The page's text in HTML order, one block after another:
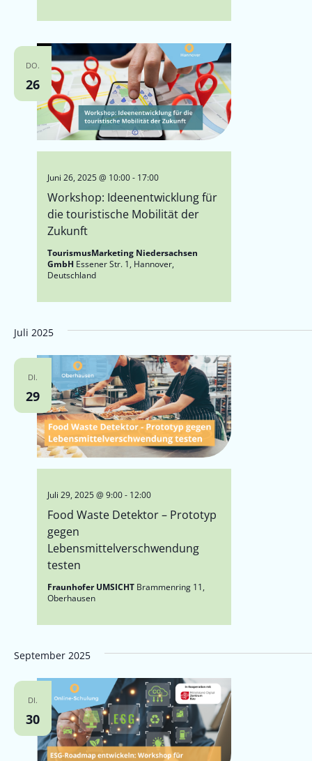
DO.
26
Workshop: Ideenentwicklung für
die touristische Mobilität der
Zukunft
Juni 26, 2025 @ 10:00- 17:00
TourismusMarketing Niedersachsen
GmbH Essener Str. 1, Hannover,
Deutschland
Juli 2025
DI.
29
Food Waste Detektor – Prototyp
gegen
Lebensmittelverschwendung
testen
Juli 29, 2025 @ 9:00- 12:00
Fraunhofer UMSICHT Brammenring 11,
Oberhausen
September 2025
DI.
30